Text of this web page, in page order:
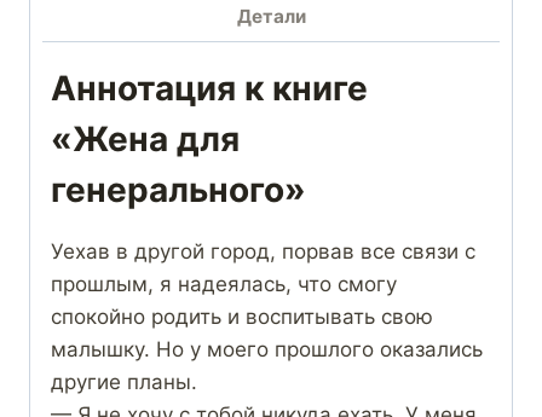
Детали
Аннотация к книге
«Жена для
генерального»
Уехав в другой город, порвав все связи с
прошлым, я надеялась, что смогу
спокойно родить и воспитывать свою
малышку. Но у моего прошлого оказались
другие планы.